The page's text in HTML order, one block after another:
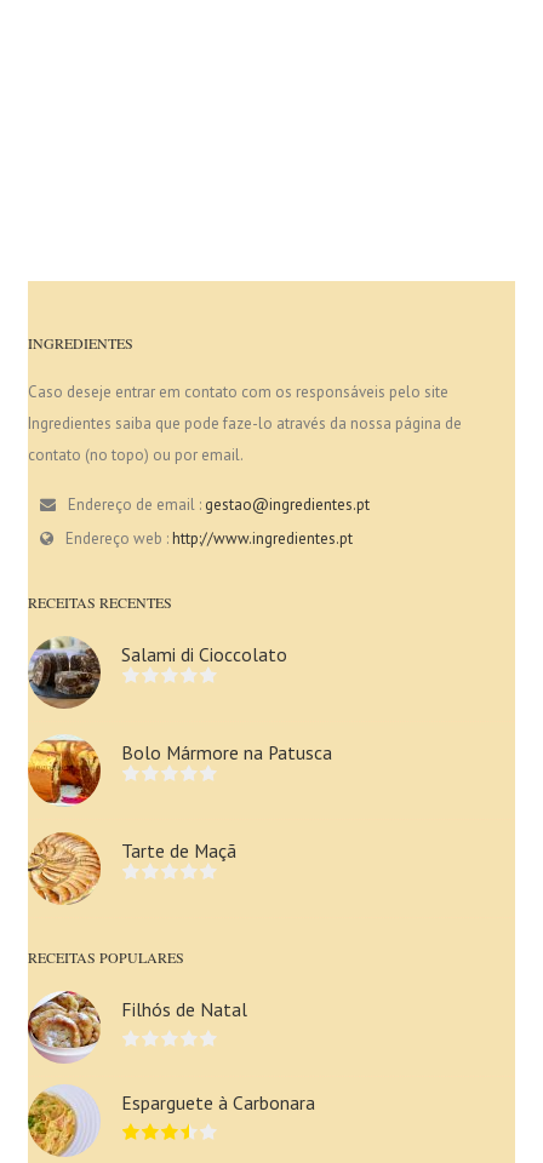
INGREDIENTES
Caso deseje entrar em contato com os responsáveis pelo site
Ingredientes saiba que pode faze-lo através da nossa página de
contato (no topo) ou por email.
Endereço de email : gestao@ingredientes.pt
Endereço web :http://www.ingredientes.pt
RECEITAS RECENTES
Salami di Cioccolato
Bolo Mármore na Patusca
Tarte de Maçã
RECEITAS POPULARES
Filhós de Natal
Esparguete à Carbonara